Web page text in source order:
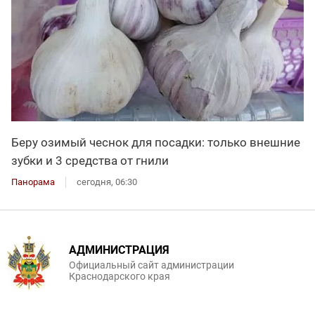
Беру озимый чеснок для посадки: только внешние
зубки и 3 средства от гнили
Панорама сегодня, 06:30
АДМИНИСТРАЦИЯ
Официальный сайт администрации
Краснодарского края